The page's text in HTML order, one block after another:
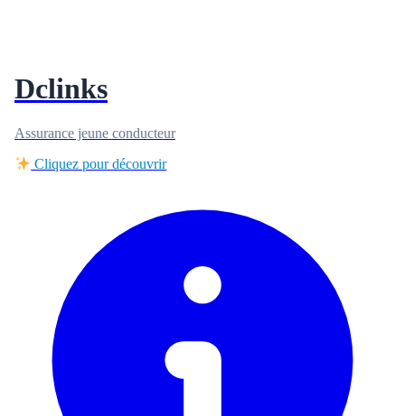
Dclinks
Assurance jeune conducteur
Cliquez pour découvrir